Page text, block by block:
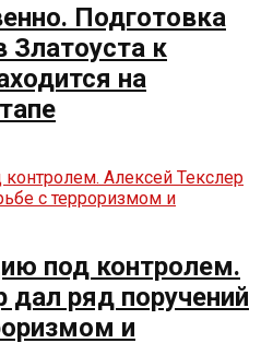
Подготовка
Златоуста к
на
под контролем.
дал ряд поручений
и